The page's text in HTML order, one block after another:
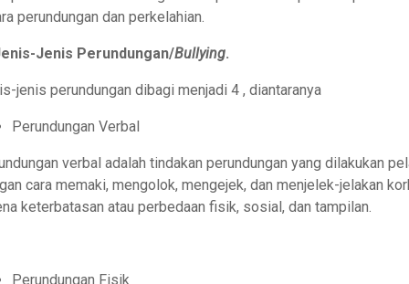
perundungan dan perkelahian.
Jenis Perundungan/Bullying.
jenis perundungan dibagi menjadi 4 , diantaranya
Perundungan Verbal
verbal adalah tindakan perundungan yang dilakukan
cara memaki, mengolok, mengejek, dan menjelek-jelakan
keterbatasan atau perbedaan fisik, sosial, dan tampilan.
Perundungan Fisik